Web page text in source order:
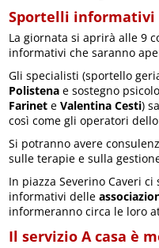
Sportelli informativi
La giornata si aprirà alle 9
informativi che saranno
Gli specialisti (sportello
Polistenae sostegno
Farinet eValentina Cesti)
così come gli operatori
Si potranno avere
sulle terapie e sulla
In piazza Severino Caveri
informativi delle
informeranno circa le loro
Il servizio A casa è